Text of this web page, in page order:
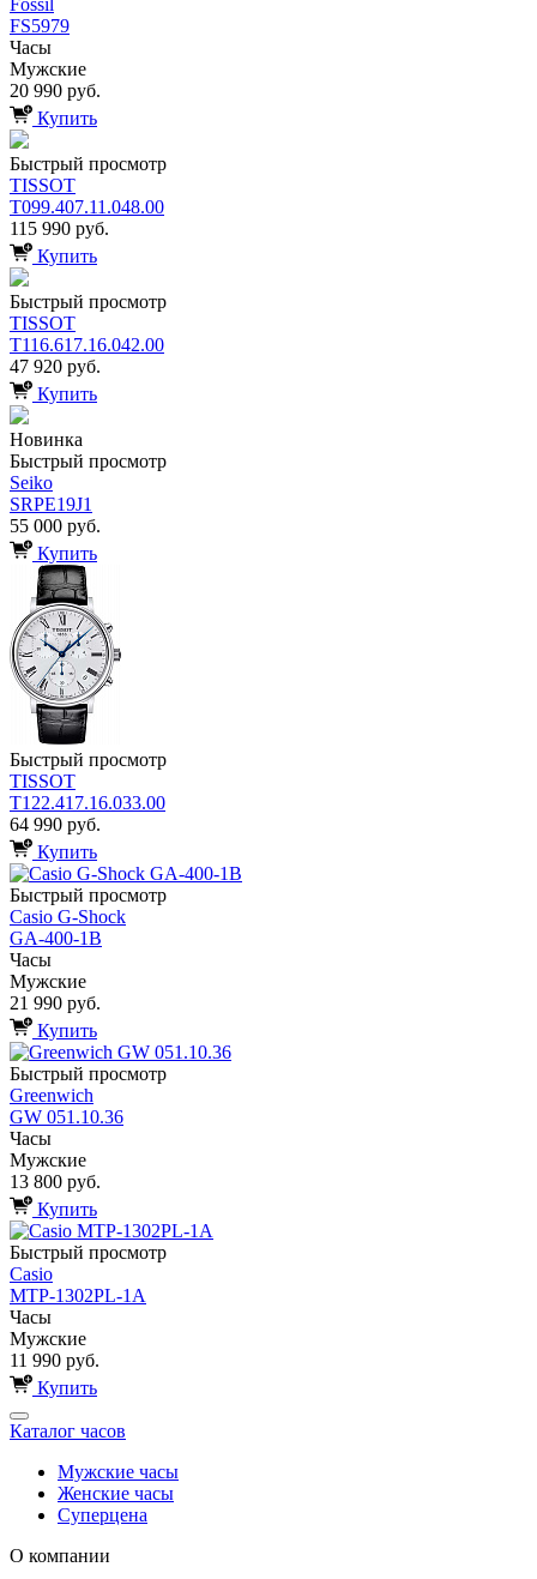
FS5979
Часы
Мужские
20 990 руб.
Купить
Быстрый просмотр
TISSOT
T099.407.11.048.00
115 990 руб.
Купить
Быстрый просмотр
TISSOT
T116.617.16.042.00
47 920 руб.
Купить
Новинка
Быстрый просмотр
Seiko
SRPE19J1
55 000 руб.
Купить
Быстрый просмотр
TISSOT
T122.417.16.033.00
64 990 руб.
Купить
Быстрый просмотр
Casio G-Shock
GA-400-1B
Часы
Мужские
21 990 руб.
Купить
Быстрый просмотр
Greenwich
GW 051.10.36
Часы
Мужские
13 800 руб.
Купить
Быстрый просмотр
Casio
MTP-1302PL-1A
Часы
Мужские
11 990 руб.
Купить
Каталог часов
Мужские часы
Женские часы
Суперцена
О компании